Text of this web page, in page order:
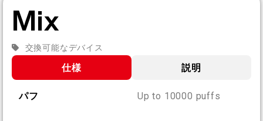
Deutsch
日本語
繁體中文
Mix
交換可能なデバイス
仕様 説明
パフ Up to 10000 puffs